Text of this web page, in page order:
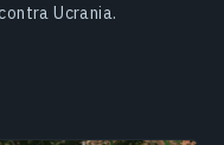
Ucrania.